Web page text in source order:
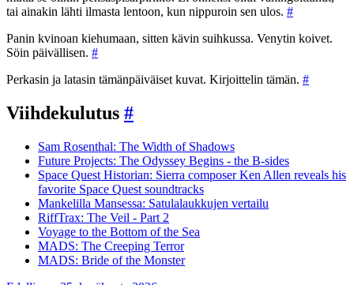
tai ainakin lähti ilmasta lentoon, kun nippuroin sen ulos. #
Panin kvinoan kiehumaan, sitten kävin suihkussa. Venytin koivet.
Söin päivällisen. #
Perkasin ja latasin tämänpäiväiset kuvat. Kirjoittelin tämän. #
Viihdekulutus #
Sam Rosenthal: The Width of Shadows
Future Projects: The Odyssey Begins - the B-sides
Space Quest Historian: Sierra composer Ken Allen reveals his
favorite Space Quest soundtracks
Mankelilla Mansessa: Satulalaukkujen vertailu
RiffTrax: The Veil - Part 2
Voyage to the Bottom of the Sea
MADS: The Creeping Terror
MADS: Bride of the Monster